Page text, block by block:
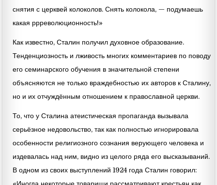
снятия с церквей колоколов. Снять колокола, — подумаешь
какая ррреволюционность!»
Как известно, Сталин получил духовное образование.
Тенденциозность и лживость многих комментариев по поводу
его семинарского обучения в значительной степени
объясняются не только враждебностью их авторов к Сталину,
но и их отчуждённым отношением к православной церкви.
То, что у Сталина атеистическая пропаганда вызывала
серьёзное недовольство, так как полностью игнорировала
особенности религиозного сознания верующего человека и
издевалась над ним, видно из целого ряда его высказываний.
В одном из своих выступлений 1924 года Сталин говорил: